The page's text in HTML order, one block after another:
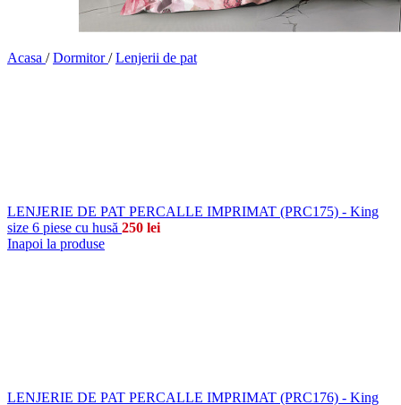
Acasa / Dormitor/ Lenjerii de pat
LENJERIE DE PAT PERCALLE IMPRIMAT (PRC175) - King
size 6 piese cu husă 250 lei
Inapoi la produse
LENJERIE DE PAT PERCALLE IMPRIMAT (PRC176) - King